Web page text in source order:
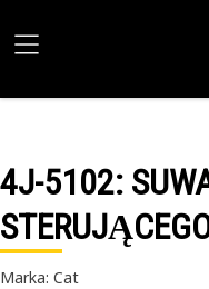
4J-5102:
Marka: Cat